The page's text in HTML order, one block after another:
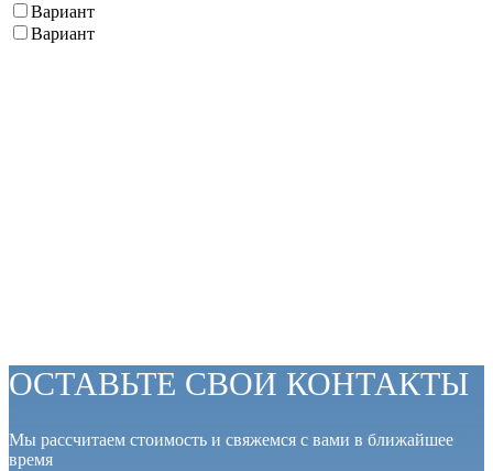
Вариант
Вариант
ОСТАВЬТЕ СВОИ КОНТАКТЫ
Мы рассчитаем стоимость и свяжемся с вами в ближайшее
время